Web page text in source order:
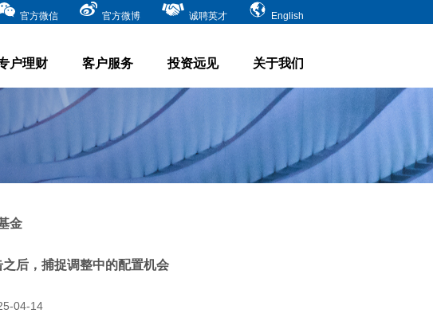
官方微信 官方微博 诚聘英才 English
户理财 客户服务 投资远见 关于我们
金
后，捕捉调整中的配置机会
04-14